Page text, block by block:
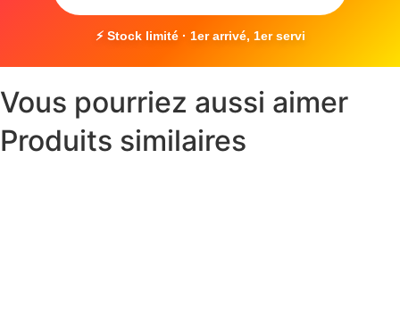
⚡ Stock limité · 1er arrivé, 1er servi
Vous pourriez aussi aimer
Produits similaires